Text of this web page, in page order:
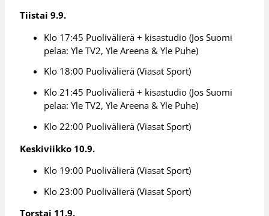
Tiistai 9.9.
Klo 17:45 Puolivälierä + kisastudio (Jos Suomi
pelaa: Yle TV2, Yle Areena & Yle Puhe)
Klo 18:00 Puolivälierä (Viasat Sport)
Klo 21:45 Puolivälierä + kisastudio (Jos Suomi
pelaa: Yle TV2, Yle Areena & Yle Puhe)
Klo 22:00 Puolivälierä (Viasat Sport)
Keskiviikko 10.9.
Klo 19:00 Puolivälierä (Viasat Sport)
Klo 23:00 Puolivälierä (Viasat Sport)
Torstai 11.9.